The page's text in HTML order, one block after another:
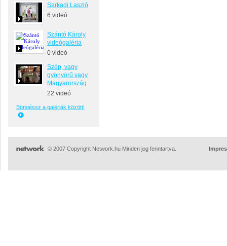
Sarkadi Laszló
6 videó
Szántó Károly
videógaléria
0 videó
Szép, vagy
gyönyörű vagy
Magyarország
22 videó
Böngéssz a galériák között!
© 2007 Copyright Network.hu Minden jog fenntartva.